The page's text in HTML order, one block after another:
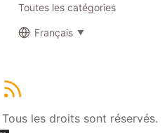
Toutes les catégories
Français
les droits sont réservés.